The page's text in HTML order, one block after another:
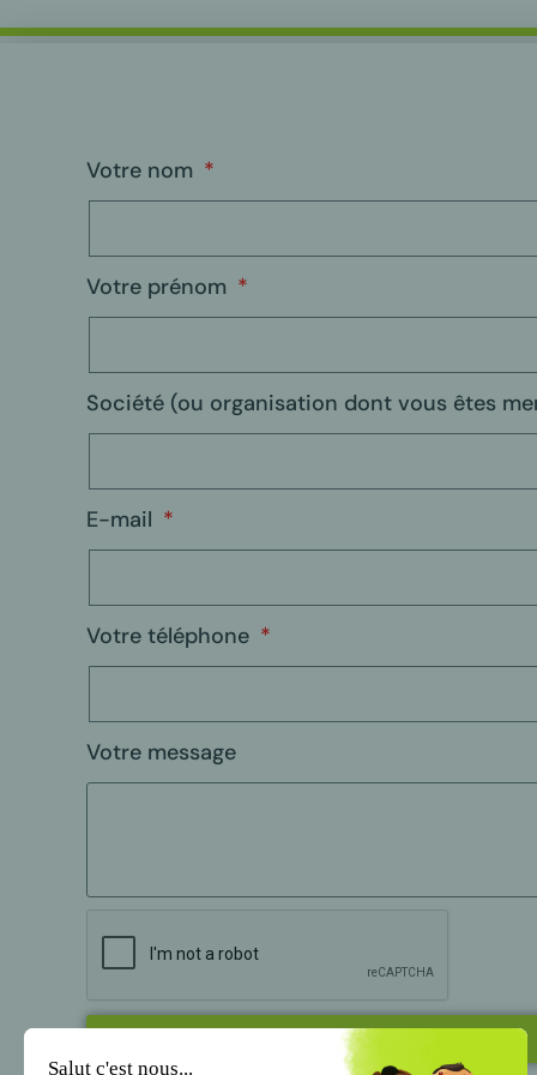
Votre nom
Votre prénom
Société (ou organisation dont vous êtes
E-mail
Votre téléphone
Votre message